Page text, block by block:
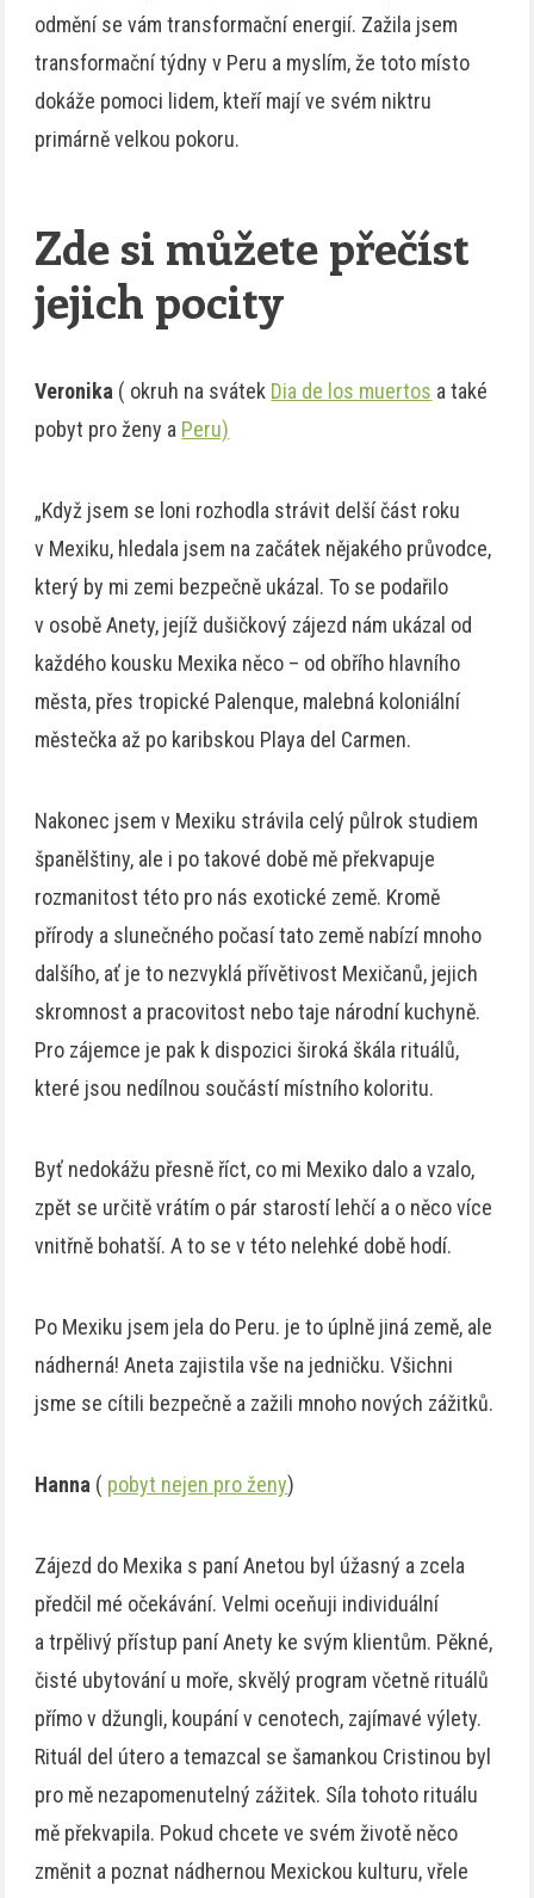
odmění se vám transformační energií. Zažila jsem
transformační týdny v Peru a myslím, že toto místo
dokáže pomoci lidem, kteří mají ve svém niktru
primárně velkou pokoru.
Zde si můžete přečíst
jejich pocity
Veronika ( okruh na svátek Dia de los muertos a také
pobyt pro ženy a Peru)
„Když jsem se loni rozhodla strávit delší část roku
v Mexiku, hledala jsem na začátek nějakého průvodce,
který by mi zemi bezpečně ukázal. To se podařilo
v osobě Anety, jejíž dušičkový zájezd nám ukázal od
každého kousku Mexika něco – od obřího hlavního
města, přes tropické Palenque, malebná koloniální
městečka až po karibskou Playa del Carmen.
Nakonec jsem v Mexiku strávila celý půlrok studiem
španělštiny, ale i po takové době mě překvapuje
rozmanitost této pro nás exotické země. Kromě
přírody a slunečného počasí tato země nabízí mnoho
dalšího, ať je to nezvyklá přívětivost Mexičanů, jejich
skromnost a pracovitost nebo taje národní kuchyně.
Pro zájemce je pak k dispozici široká škála rituálů,
které jsou nedílnou součástí místního koloritu.
Byť nedokážu přesně říct, co mi Mexiko dalo a vzalo,
zpět se určitě vrátím o pár starostí lehčí a o něco více
vnitřně bohatší. A to se v této nelehké době hodí.
Po Mexiku jsem jela do Peru. je to úplně jiná země, ale
nádherná! Aneta zajistila vše na jedničku. Všichni
jsme se cítili bezpečně a zažili mnoho nových zážitků.
Hanna ( pobyt nejen pro ženy)
Zájezd do Mexika s paní Anetou byl úžasný a zcela
předčil mé očekávání. Velmi oceňuji individuální
a trpělivý přístup paní Anety ke svým klientům. Pěkné,
čisté ubytování u moře, skvělý program včetně rituálů
přímo v džungli, koupání v cenotech, zajímavé výlety.
Rituál del útero a temazcal se šamankou Cristinou byl
pro mě nezapomenutelný zážitek. Síla tohoto rituálu
mě překvapila. Pokud chcete ve svém životě něco
změnit a poznat nádhernou Mexickou kulturu, vřele